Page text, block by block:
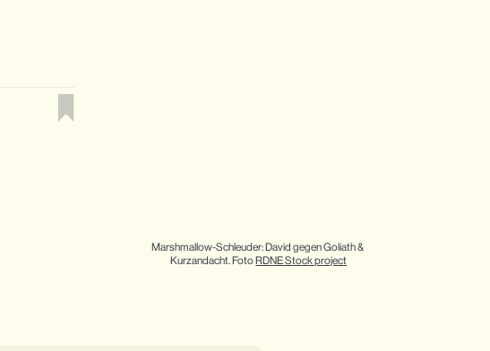
Marshmallow-Schleuder: David gegen Goliath &
Kurzandacht. Foto RDNE Stock project